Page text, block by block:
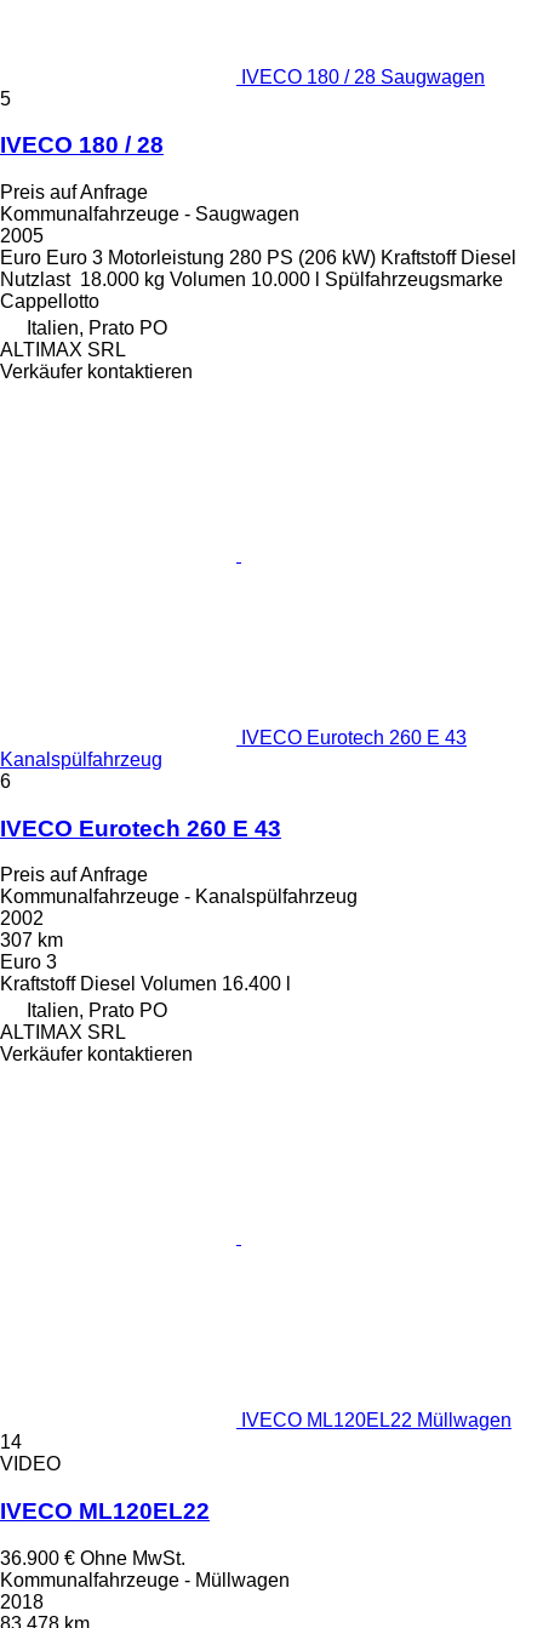
IVECO 180 / 28 Saugwagen
5
IVECO 180 / 28
Preis auf Anfrage
Kommunalfahrzeuge - Saugwagen
2005
Euro Euro 3 Motorleistung 280 PS (206 kW) Kraftstoff Diesel
Nutzlast 18.000 kg Volumen 10.000 l
Spülfahrzeugsmarke
Cappellotto
Italien, Prato PO
ALTIMAX SRL
Verkäufer kontaktieren
IVECO Eurotech 260 E 43
Kanalspülfahrzeug
6
IVECO Eurotech 260 E 43
Preis auf Anfrage
Kommunalfahrzeuge - Kanalspülfahrzeug
2002
307 km
Euro 3
Kraftstoff Diesel Volumen 16.400 l
Italien, Prato PO
ALTIMAX SRL
Verkäufer kontaktieren
IVECO ML120EL22 Müllwagen
14
VIDEO
IVECO ML120EL22
36.900 € Ohne MwSt.
Kommunalfahrzeuge - Müllwagen
2018
83.478 km